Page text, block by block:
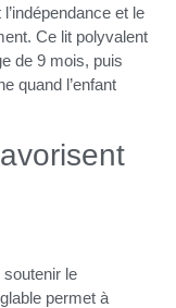
et le
Ce lit polyvalent
de 9 mois, puis
quand l’enfant
le
permet à